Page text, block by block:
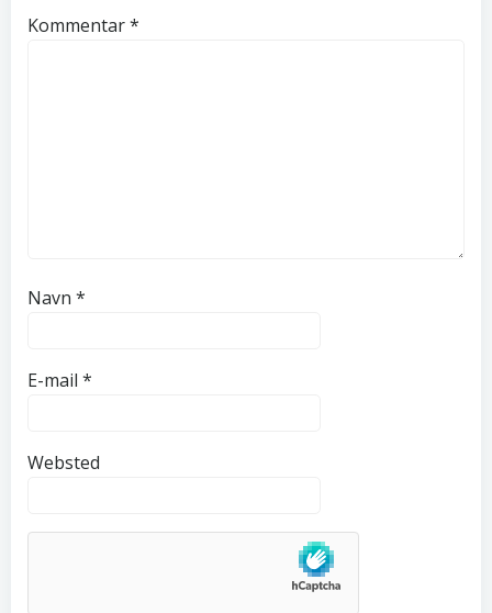
Kommentar*
Navn *
E-mail *
Websted